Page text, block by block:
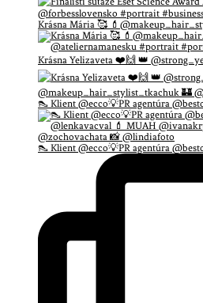
Krásna Mária 🥰
Krásna Yelizaveta ❤️🙌 👑
👠 Klient @ecco💡PR agentúra
👠 Klient @ecco💡PR agentúra